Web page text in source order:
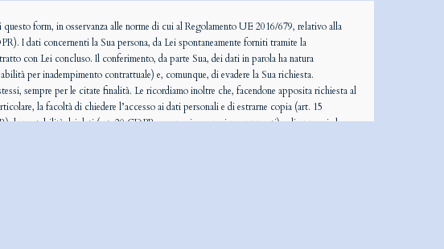
form, in osservanza alle norme di cui al Regolamento UE 2016/679, relativo alla
I dati concernenti la Sua persona, da Lei spontaneamente forniti tramite la
con Lei concluso. Il conferimento, da parte Sua, dei dati in parola ha natura
per inadempimento contrattuale) e, comunque, di evadere la Sua richiesta.
sempre per le citate finalità. Le ricordiamo inoltre che, facendone apposita richiesta al
la facoltà di chiedere l’accesso ai dati personali e di estrarne copia (art. 15
la portabilità dei dati (art. 20 GDPR, ove ne ricorrano i presupposti) e di opporsi al
in un processo decisionale automatizzato, compresa la profilazione, che produca
di revocare detto consenso in qualsiasi momento, senza pregiudicare la liceità del
tanto avverso una decisione dell’Autorità Garante, quanto nei confronti del titolare del